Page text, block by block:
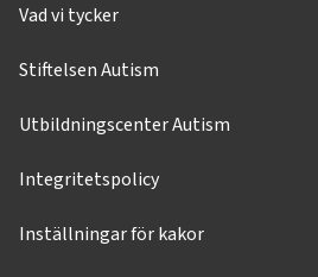
Vad vi tycker
Stiftelsen Autism
Utbildningscenter Autism
Integritetspolicy
Inställningar för kakor